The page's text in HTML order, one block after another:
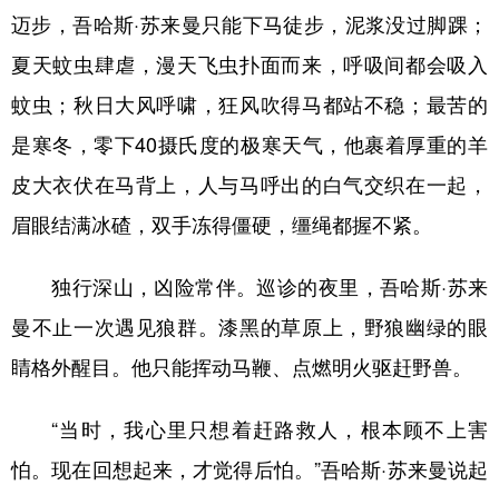
迈步，吾哈斯·苏来曼只能下马徒步，泥浆没过脚踝；
夏天蚊虫肆虐，漫天飞虫扑面而来，呼吸间都会吸入
蚊虫；秋日大风呼啸，狂风吹得马都站不稳；最苦的
是寒冬，零下40摄氏度的极寒天气，他裹着厚重的羊
皮大衣伏在马背上，人与马呼出的白气交织在一起，
眉眼结满冰碴，双手冻得僵硬，缰绳都握不紧。
独行深山，凶险常伴。巡诊的夜里，吾哈斯·苏来
曼不止一次遇见狼群。漆黑的草原上，野狼幽绿的眼
睛格外醒目。他只能挥动马鞭、点燃明火驱赶野兽。
“当时，我心里只想着赶路救人，根本顾不上害
怕。现在回想起来，才觉得后怕。”吾哈斯·苏来曼说起